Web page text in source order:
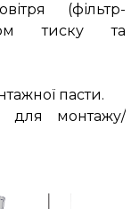
(фільтр-
тиску та
пасти.
для монтажу/